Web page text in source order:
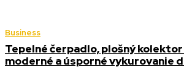
Business
Tepelné čerpadlo, plošný
moderné a úsporné vykurovanie